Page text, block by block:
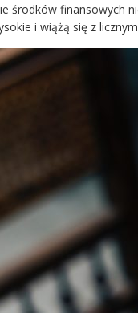
środków finansowych
i wiążą się z